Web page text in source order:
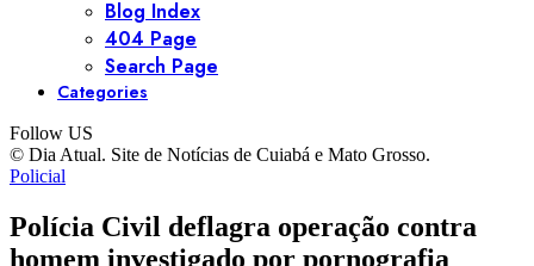
Blog Index
404 Page
Search Page
Categories
Follow US
© Dia Atual. Site de Notícias de Cuiabá e Mato Grosso.
Policial
Polícia Civil deflagra operação contra
homem investigado por pornografia